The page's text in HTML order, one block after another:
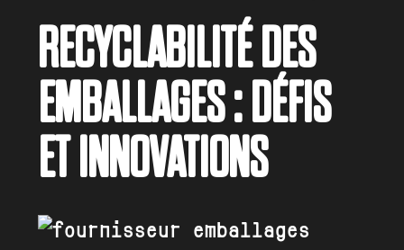
RECYCLABILITÉ DES
EMBALLAGES : DÉFIS
ET INNOVATIONS